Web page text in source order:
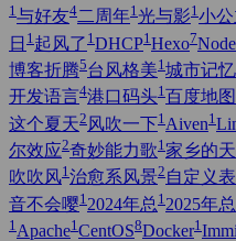
1 与好友4二周年1 光与影1 小
日 1 起风了 1 DHCP1 Hexo7Node
博客折腾5台风格美1 城市记忆
开发语言4港口码头1 百度地图
这个夏天2 风吹一下1 Aiven1
尔效应2奇妙能力歌1 家乡的
吹吹风1 治愈系风景2 自定义
音不会嘤1 2024年总 1 2025年总
1 Apache1 CentOS8Docker1